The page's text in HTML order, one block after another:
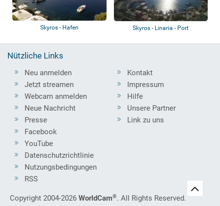
Skyros - Hafen Skyros - Linaria - Port
Nützliche Links
Neu anmelden
Jetzt streamen
Webcam anmelden
Neue Nachricht
Presse
Kontakt
Impressum
Hilfe
Unsere Partner
Link zu uns
Facebook
YouTube
Datenschutzrichtlinie
Nutzungsbedingungen
RSS
Copyright 2004-2026 WorldCam®. All Rights Reserved.